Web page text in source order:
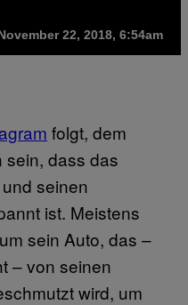
22, 2018, 6:54am
folgt, dem
sein, dass das
seinen
ist. Meistens
sein Auto, das –
– von seinen
wird, um